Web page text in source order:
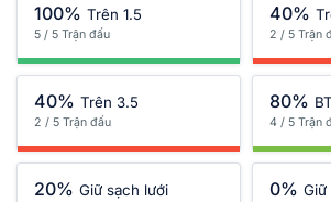
100% Trên 1.5
5 / 5 Trận đấu
40%
2 / 5 Trận
40% Trên 3.5
2 / 5 Trận đấu
80%
4 / 5 Trận
20% Giữ sạch lưới 0% Giữ